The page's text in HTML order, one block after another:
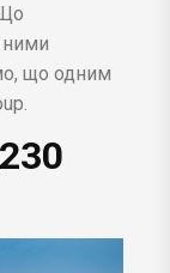
ними
що одним